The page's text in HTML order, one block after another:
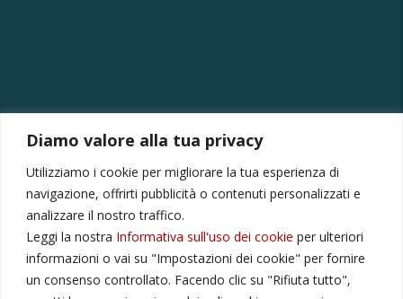
Diamo valore alla tua privacy
Utilizziamo i cookie per migliorare la tua esperienza di
navigazione, offrirti pubblicità o contenuti personalizzati e
analizzare il nostro traffico.
Leggi la nostra Informativa sull'uso dei cookie per ulteriori
informazioni o vai su "Impostazioni dei cookie" per fornire
un consenso controllato. Facendo clic su "Rifiuta tutto",
Via Provinciale Montagna Spaccata 228/H Napoli
Raffaele +39 3282694809
r.colamussi@gmail.com
Dal lunedì al venerdì 9:00 13:30 16:00 19:00
Il sabato 9:00 13:30